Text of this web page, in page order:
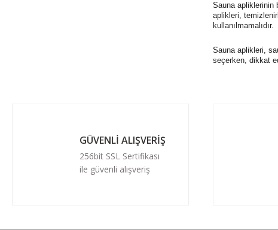
Sauna apliklerinin
aplikleri,
kullanılmamalıdır.
Sauna aplikleri,
seçerken, dikkat
GÜVENLİ ALIŞVERİŞ
256bit SSL Sertifikası
ile güvenli alışveriş